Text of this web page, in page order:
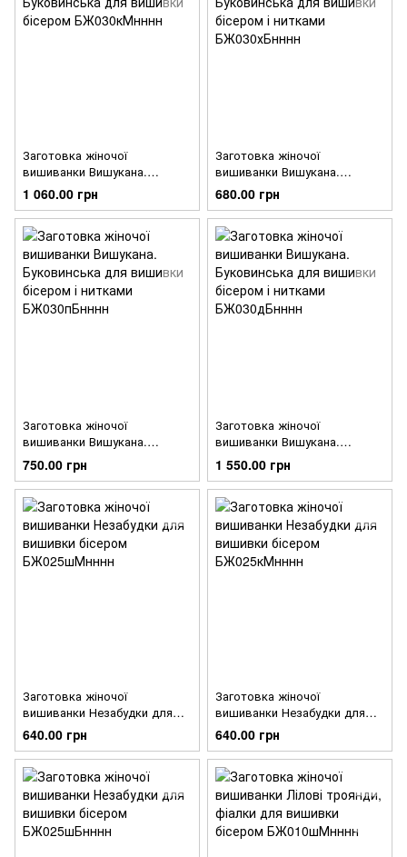
Заготовка жіночої
вишиванки Вишукана.
Буковинська для вишивки
бісером БЖ030кМнннн
1 060.00 грн
Заготовка жіночої
вишиванки Вишукана.
Буковинська для вишивки
бісером і нитками
БЖ030хБнннн
680.00 грн
Заготовка жіночої
вишиванки Вишукана.
Буковинська для вишивки
бісером і нитками
БЖ030пБнннн
750.00 грн
Заготовка жіночої
вишиванки Вишукана.
Буковинська для вишивки
бісером і нитками
БЖ030дБнннн
1 550.00 грн
Заготовка жіночої
вишиванки Незабудки для
вишивки бісером
БЖ025шМнннн
640.00 грн
Заготовка жіночої
вишиванки Незабудки для
вишивки бісером
БЖ025кМнннн
640.00 грн